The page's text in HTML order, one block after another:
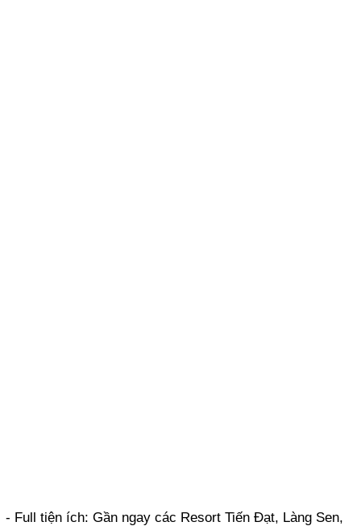
- Full tiện ích: Gần ngay các Resort Tiến Đạt, Làng Sen,